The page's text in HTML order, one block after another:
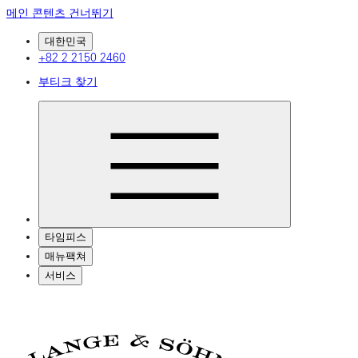
메인 콘텐츠 건너뛰기
대한민국
+82 2 2150 2460
부티크 찾기
타임피스
매뉴팩쳐
서비스